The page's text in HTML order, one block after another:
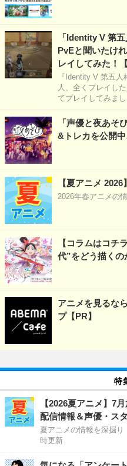
「Identity V 第
PvEと聞いたけ
レイしてみた！
『Identity V 第五
人、全くプレイし
てプレイしてみまし
「声優と夜あそ
&トレカを公開中
【夏アニメ 2026】
2026年春アニメの
【コラムはコチ
代”をどう描くの
アニメを見るな
プ【PR】
特
【2026夏アニメ】7
配信情報＆声優・ス
夏アニメの情報を深掘
時更新